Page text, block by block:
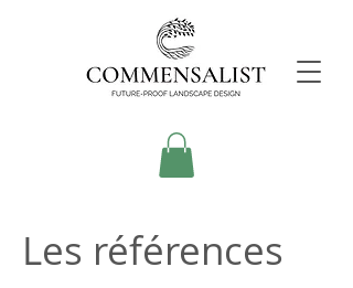
Les références